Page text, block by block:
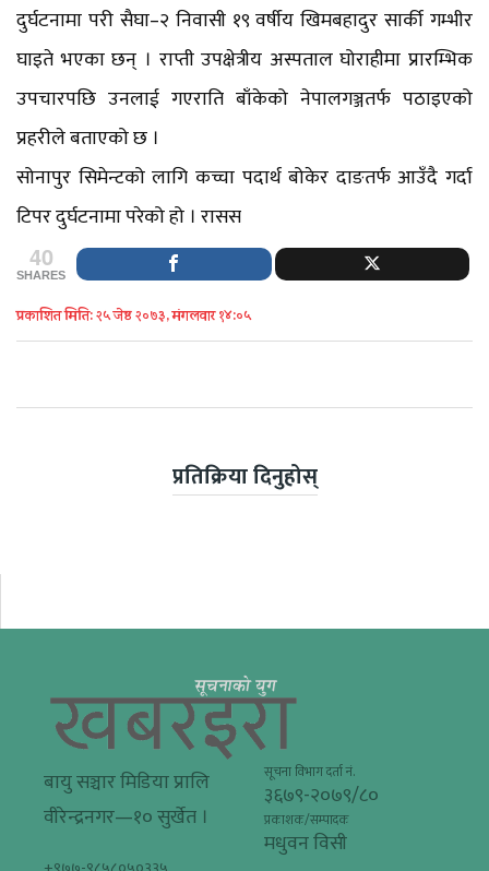
दुर्घटनामा परी सैघा–२ निवासी १९ वर्षीय खिमबहादुर सार्की गम्भीर
घाइते भएका छन् । राप्ती उपक्षेत्रीय अस्पताल घोराहीमा प्रारम्भिक
उपचारपछि उनलाई गएराति बाँकेको नेपालगञ्जतर्फ पठाइएको
प्रहरीले बताएको छ ।
सोनापुर सिमेन्टको लागि कच्चा पदार्थ बोकेर दाङतर्फ आउँदै गर्दा
टिपर दुर्घटनामा परेको हो । रासस
40
SHARES
प्रकाशित मिति: २५ जेष्ठ २०७३, मंगलवार १४:०५
प्रतिक्रिया दिनुहोस्
बायु सञ्चार मिडिया प्रालि
वीरेन्द्रनगर—१० सुर्खेत ।
सूचना विभाग दर्ता नं.
३६७९-२०७९/८०
प्रकाशक/सम्पादक
मधुवन विसी